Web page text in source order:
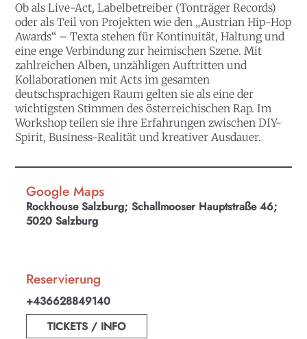
Ob als Live-Act, Labelbetreiber (Tonträger Records)
oder als Teil von Projekten wie den „Austrian Hip-Hop
Awards“ – Texta stehen für Kontinuität, Haltung und
eine enge Verbindung zur heimischen Szene. Mit
zahlreichen Alben, unzähligen Auftritten und
Kollaborationen mit Acts im gesamten
deutschsprachigen Raum gelten sie als eine der
wichtigsten Stimmen des österreichischen Rap. Im
Workshop teilen sie ihre Erfahrungen zwischen DIY-
Spirit, Business-Realität und kreativer Ausdauer.
Google Maps
Rockhouse Salzburg; Schallmooser Hauptstraße 46;
5020 Salzburg
Reservierung
+436628849140
TICKETS / INFO